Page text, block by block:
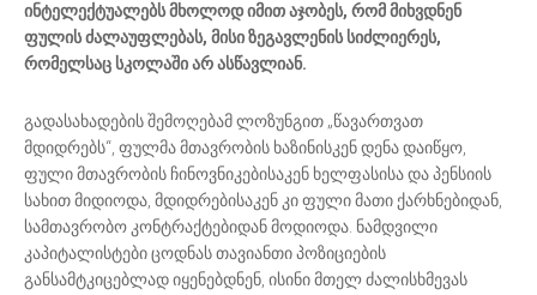
ინტელექტუალებს მხოლოდ იმით აჯობეს, რომ მიხვდნენ
ფულის ძალაუფლებას, მისი ზეგავლენის სიძლიერეს,
რომელსაც სკოლაში არ ასწავლიან.
გადასახადების შემოღებამ ლოზუნგით „წავართვათ
მდიდრებს“, ფულმა მთავრობის ხაზინისკენ დენა დაიწყო,
ფული მთავრობის ჩინოვნიკებისაკენ ხელფასისა და პენსიის
სახით მიდიოდა, მდიდრებისაკენ კი ფული მათი ქარხნებიდან,
სამთავრობო კონტრაქტებიდან მოდიოდა. ნამდვილი
კაპიტალისტები ცოდნას თავიანთი პოზიციების
განსამტკიცებლად იყენებდნენ, ისინი მთელ ძალისხმევას